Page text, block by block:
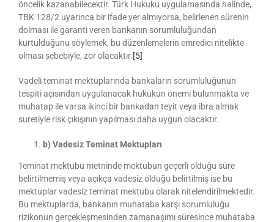
öncelik kazanabilecektir. Türk Hukuku uygulamasında halinde,
TBK 128/2 uyarınca bir ifade yer almıyorsa, belirlenen sürenin
dolması ile garanti veren bankanın sorumluluğundan
kurtulduğunu söylemek, bu düzenlemelerin emredici nitelikte
olması sebebiyle, zor olacaktır.[5]
Vadeli teminat mektuplarında bankaların sorumluluğunun
tespiti açısından uygulanacak hukukun önemi bulunmakta ve
muhatap ile varsa ikinci bir bankadan teyit veya ibra almak
suretiyle risk çıkışının yapılması daha uygun olacaktır.
b) Vadesiz Teminat Mektupları
Teminat mektubu metninde mektubun geçerli olduğu süre
belirtilmemiş veya açıkça vadesiz olduğu belirtilmiş ise bu
mektuplar vadesiz teminat mektubu olarak nitelendirilmektedir.
Bu mektuplarda, bankanın muhataba karşı sorumluluğu
rizikonun gerçekleşmesinden zamanaşımı süresince muhataba